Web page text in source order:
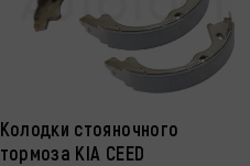
Колодки стояночного
тормоза KIA CEED